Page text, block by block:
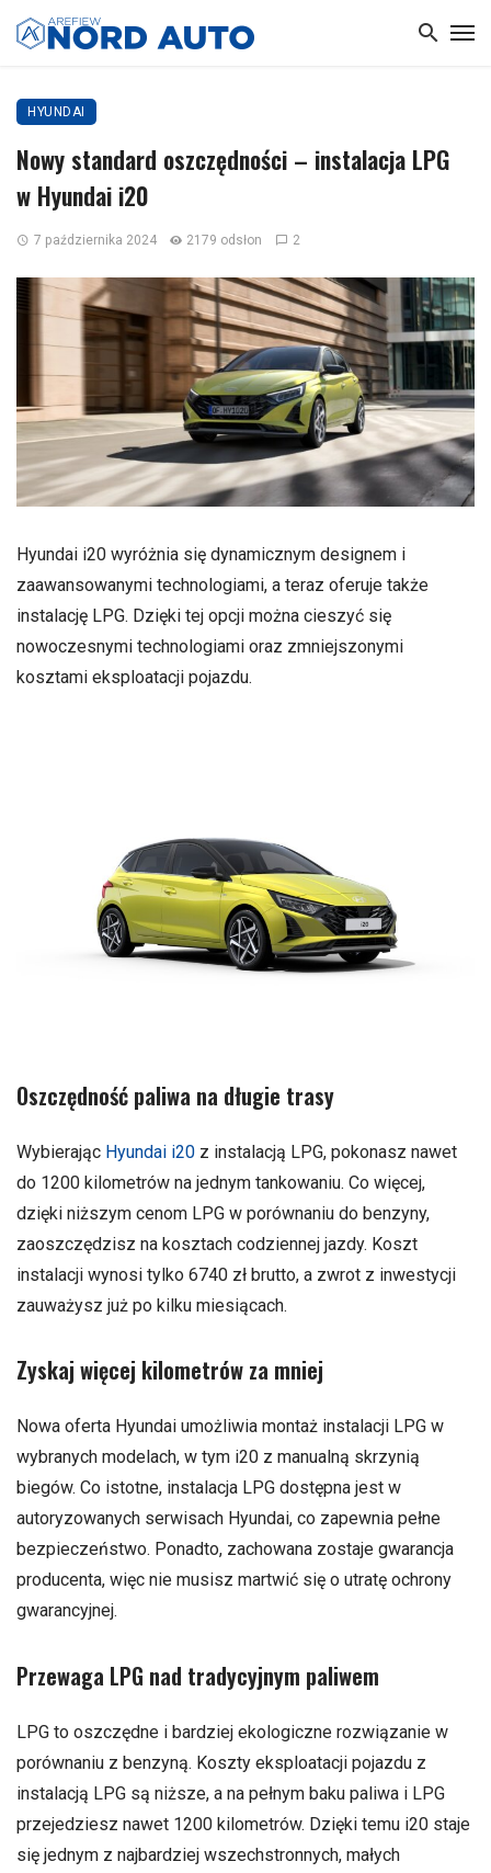
HYUNDAI
Nowy standard oszczędności – instalacja LPG
w Hyundai i20
7 października 2024 2179 odsłon 2
Hyundai i20 wyróżnia się dynamicznym designem i
zaawansowanymi technologiami, a teraz oferuje także
instalację LPG. Dzięki tej opcji można cieszyć się
nowoczesnymi technologiami oraz zmniejszonymi
kosztami eksploatacji pojazdu.
Oszczędność paliwa na długie trasy
Wybierając Hyundai i20 z instalacją LPG, pokonasz nawet
do 1200 kilometrów na jednym tankowaniu. Co więcej,
dzięki niższym cenom LPG w porównaniu do benzyny,
zaoszczędzisz na kosztach codziennej jazdy. Koszt
instalacji wynosi tylko 6740 zł brutto, a zwrot z inwestycji
zauważysz już po kilku miesiącach.
Zyskaj więcej kilometrów za mniej
Nowa oferta Hyundai umożliwia montaż instalacji LPG w
wybranych modelach, w tym i20 z manualną skrzynią
biegów. Co istotne, instalacja LPG dostępna jest w
autoryzowanych serwisach Hyundai, co zapewnia pełne
bezpieczeństwo. Ponadto, zachowana zostaje gwarancja
producenta, więc nie musisz martwić się o utratę ochrony
gwarancyjnej.
Przewaga LPG nad tradycyjnym paliwem
LPG to oszczędne i bardziej ekologiczne rozwiązanie w
porównaniu z benzyną. Koszty eksploatacji pojazdu z
instalacją LPG są niższe, a na pełnym baku paliwa i LPG
przejedziesz nawet 1200 kilometrów. Dzięki temu i20 staje
się jednym z najbardziej wszechstronnych, małych